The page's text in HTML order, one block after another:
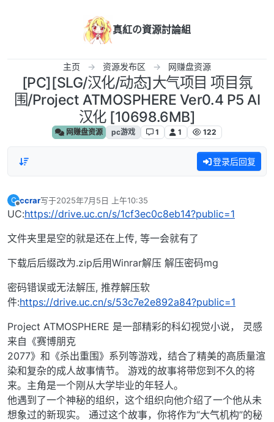
真紅の資源討論組
主页 资源发布区 网赚盘资源
[PC][SLG/汉化/动态]大气项目 项目氛
围/Project ATMOSPHERE Ver0.4 P5 AI
汉化 [10698.6MB]
网赚盘资源 pc游戏 1 1 122
登录后回复
C
离线
ccrar写于2025年7月5日 上午10:35
最后由 编辑
UC:https://drive.uc.cn/s/1cf3ec0c8eb14?public=1
文件夹里是空的就是还在上传, 等一会就有了
下载后后缀改为.zip后用Winrar解压 解压密码mg
密码错误或无法解压, 推荐解压软
件:https://drive.uc.cn/s/53c7e2e892a84?public=1
Project ATMOSPHERE 是一部精彩的科幻视觉小说， 灵感
来自《赛博朋克
2077》和《杀出重围》系列等游戏，结合了精美的高质量渲
染和复杂的成人故事情节。 游戏的故事将带您到不久的将
来。主角是一个刚从大学毕业的年轻人。
他遇到了一个神秘的组织，这个组织向他介绍了一个他从未
想象过的新现实。 通过这个故事，你将作为“大气机构”的秘